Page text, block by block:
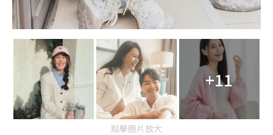
+11
點擊圖片放大